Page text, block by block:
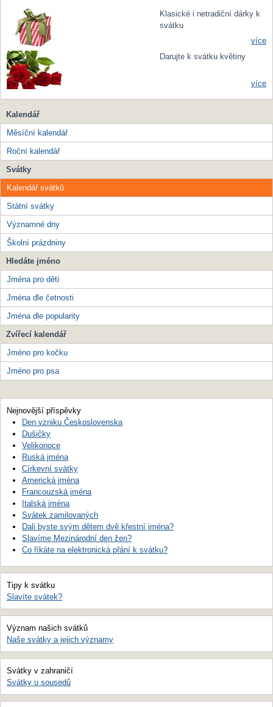
Klasické i netradiční dárky k
svátku
více
Darujte k svátku květiny
více
Kalendář
Měsíční kalendář
Roční kalendář
Svátky
Kalendář svátků
Státní svátky
Významné dny
Školní prázdniny
Hledáte jméno
Jména pro děti
Jména dle četnosti
Jména dle popularity
Zvířecí kalendář
Jméno pro kočku
Jméno pro psa
Nejnovější příspěvky
Den vzniku Československa
Dušičky
Velikonoce
Ruská jména
Církevní svátky
Americká jména
Francouzská jména
Italská jména
Svátek zamilovaných
Dali byste svým dětem dvě křestní jména?
Slavíme Mezinárodní den žen?
Co říkáte na elektronická přání k svátku?
Tipy k svátku
Slavíte svátek?
Význam našich svátků
Naše svátky a jejich významy
Svátky v zahraničí
Svátky u sousedů